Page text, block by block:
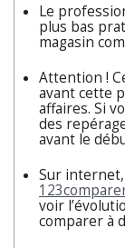
Le
plus bas
magasin
Attention !
avant cette
affaires. Si
des
avant le
Sur
voir
comparer à